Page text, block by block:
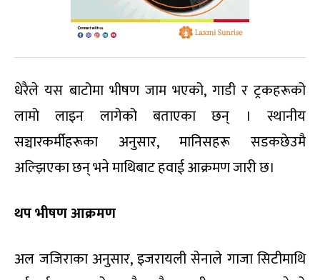
धेरैले यस बाटोमा भीषण जाम भएको, गाडी र ट्रकहरूको
लामो लाइन लागेको बताएका छन् । स्थानीय
सञ्चारकर्मीहरूका अनुसार, मानिसहरू सडकछेउमै
अल्झिएका छन् भने माथिबाट हवाई आक्रमण जारी छ।
थप भीषण आक्रमण
अल जजिराका अनुसार, इजरायली सेनाले गाजा सिटीमाथि